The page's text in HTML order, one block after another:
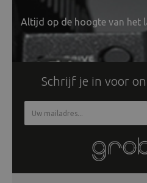
Altijd op de hoogte van het
Schrijf je in voor